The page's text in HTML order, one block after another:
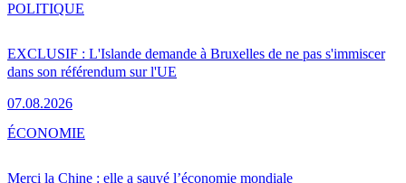
EXCLUSIF : L'Islande demande à Bruxelles de ne pas s'immiscer
dans son référendum sur l'UE
07.08.2026
POLITIQUE
Merci la Chine : elle a sauvé l’économie mondiale
ÉCONOMIE